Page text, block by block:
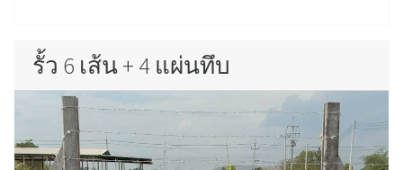
รั้ว 6 เส้น + 4 แผ่นทึบ